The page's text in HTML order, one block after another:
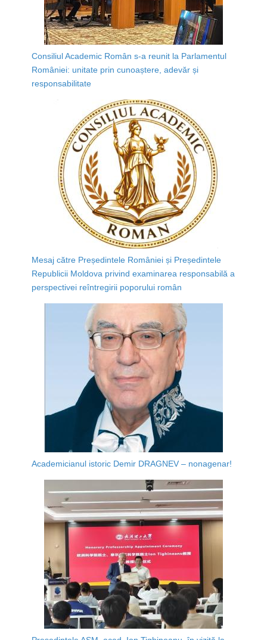
Consiliul Academic Român s-a reunit la Parlamentul
României: unitate prin cunoaștere, adevăr și
responsabilitate
Mesaj către Președintele României și Președintele
Republicii Moldova privind examinarea responsabilă a
perspectivei reîntregirii poporului român
Academicianul istoric Demir DRAGNEV – nonagenar!